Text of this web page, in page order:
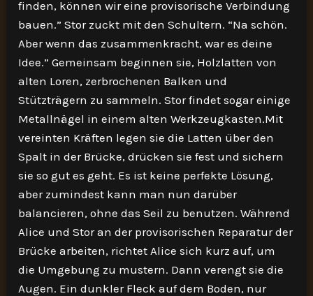
finden, können wir eine provisorische Verbindung
bauen.” Stor zuckt mit den Schultern. “Na schön.
Aber wenn das zusammenkracht, war es deine
Idee.” Gemeinsam beginnen sie, Holzlatten von
alten Loren, zerbrochenen Balken und
Stützträgern zu sammeln. Stor findet sogar einige
Metallnägel in einem alten Werkzeugkasten.Mit
vereinten Kräften legen sie die Latten über den
Spalt in der Brücke, drücken sie fest und sichern
sie so gut es geht. Es ist keine perfekte Lösung,
aber zumindest kann man nun darüber
balancieren, ohne das Seil zu benutzen. Während
Alice und Stor an der provisorischen Reparatur der
Brücke arbeiten, richtet Alice sich kurz auf, um
die Umgebung zu mustern. Dann verengt sie die
Augen. Ein dunkler Fleck auf dem Boden, nur